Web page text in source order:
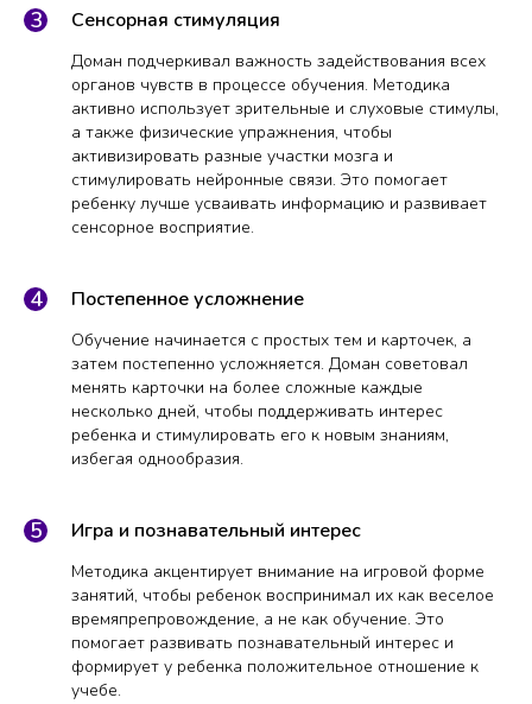
Сенсорная стимуляция
Доман подчеркивал важность задействования всех
органов чувств в процессе обучения. Методика
активно использует зрительные и слуховые стимулы,
а также физические упражнения, чтобы
активизировать разные участки мозга и
стимулировать нейронные связи. Это помогает
ребенку лучше усваивать информацию и развивает
сенсорное восприятие.
Постепенное усложнение
Обучение начинается с простых тем и карточек, а
затем постепенно усложняется. Доман советовал
менять карточки на более сложные каждые
несколько дней, чтобы поддерживать интерес
ребенка и стимулировать его к новым знаниям,
избегая однообразия.
Игра и познавательный интерес
Методика акцентирует внимание на игровой форме
занятий, чтобы ребенок воспринимал их как веселое
времяпрепровождение, а не как обучение. Это
помогает развивать познавательный интерес и
формирует у ребенка положительное отношение к
учебе.